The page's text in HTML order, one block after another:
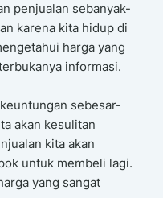
penjualan sebanyak-
karena kita hidup di
harga yang
informasi.
sebesar-
akan kesulitan
kita akan
untuk membeli lagi.
yang sangat